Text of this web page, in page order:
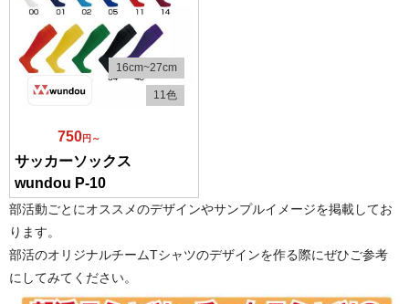
11色
16cm~27cm
750円～
サッカーソックス
wundou P-10
部活動ごとにオススメのデザインやサンプルイメージを掲載してお
ります。
部活のオリジナルチームTシャツのデザインを作る際にぜひご参考
にしてみてください。